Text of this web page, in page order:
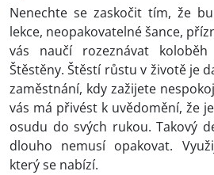
Nenechte se zaskočit tím, že
lekce, neopakovatelné šance,
vás naučí rozeznávat
Štěstěny. Štěstí růstu v životě je
zaměstnání, kdy zažijete
vás má přivést k uvědomění, že
osudu do svých rukou. Takový
dlouho nemusí opakovat.
který se nabízí.